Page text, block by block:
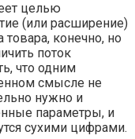
целью
(или расширение)
конечно, но
поток
что одним
смысле не
нужно и
параметры, и
сухими цифрами.